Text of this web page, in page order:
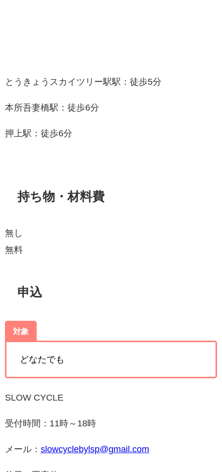
とうきょうスカイツリー駅駅：徒歩5分
本所吾妻橋駅：徒歩6分
押上駅：徒歩6分
持ち物・材料費
無し
無料
申込
対象
どなたでも
SLOW CYCLE
受付時間：11時～18時
メール： slowcyclebylsp@gmail.com